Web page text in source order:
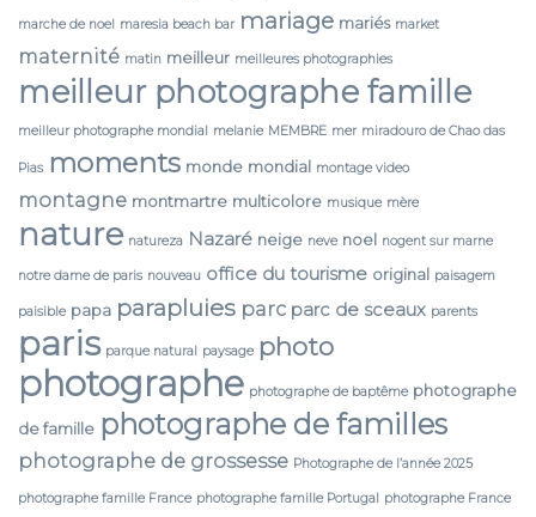
marche de noel maresia beach bar mariage mariés market
maternité matin meilleur meilleures photographies
meilleur photographe famille
meilleur photographe mondial melanie MEMBRE mer miradouro de Chao das
Pias moments monde mondial montage video
montagne montmartre multicolore musique mère
nature natureza Nazaré neige neve noel nogent sur marne
notre dame de paris nouveau office du tourisme original paisagem
paisible papa parapluies parc parc de sceaux parents
paris parque natural paysage photo
photographe photographe de baptême photographe
de famille photographe de familles
photographe de grossesse Photographe de l’année 2025
photographe famille France photographe famille Portugal photographe France